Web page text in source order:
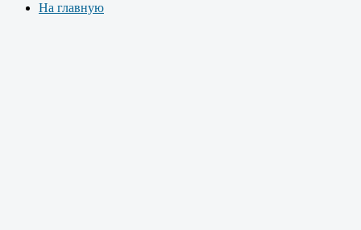
На главную